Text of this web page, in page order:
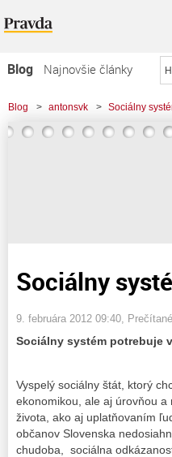
Blog
Najnovšie články
Najčítanejšie články
Najkomentovanejšie články
Blog > antonsvk > Sociálny
Sociálny
9. februára 2012 09:40 ,
Sociálny systém potrebuje
Vyspelý sociálny štát, ktorý
ekonomikou, ale aj úrovňou
života, ako aj uplatňovaním
občanov Slovenska
chudoba, sociálna